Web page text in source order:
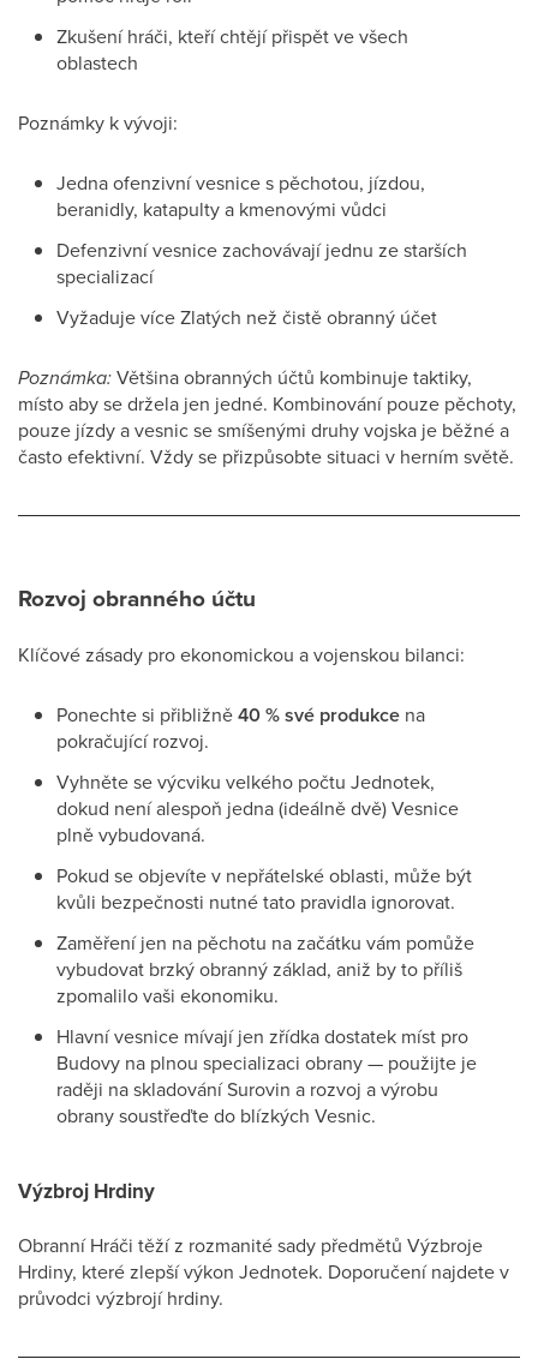
Zkušení hráči, kteří chtějí přispět ve všech
oblastech
Poznámky k vývoji:
Jedna ofenzivní vesnice s pěchotou, jízdou,
beranidly, katapulty a kmenovými vůdci
Defenzivní vesnice zachovávají jednu ze starších
specializací
Vyžaduje více Zlatých než čistě obranný účet
Poznámka:Většina obranných účtů kombinuje taktiky,
místo aby se držela jen jedné. Kombinování pouze pěchoty,
pouze jízdy a vesnic se smíšenými druhy vojska je běžné a
často efektivní. Vždy se přizpůsobte situaci v herním světě.
Rozvoj obranného účtu
Klíčové zásady pro ekonomickou a vojenskou bilanci:
Ponechte si přibližně40 % své produkce na
pokračující rozvoj.
Vyhněte se výcviku velkého počtu Jednotek,
dokud není alespoň jedna (ideálně dvě) Vesnice
plně vybudovaná.
Pokud se objevíte v nepřátelské oblasti, může být
kvůli bezpečnosti nutné tato pravidla ignorovat.
Zaměření jen na pěchotu na začátku vám pomůže
vybudovat brzký obranný základ, aniž by to příliš
zpomalilo vaši ekonomiku.
Hlavní vesnice mívají jen zřídka dostatek míst pro
Budovy na plnou specializaci obrany — použijte je
raději na skladování Surovin a rozvoj a výrobu
obrany soustřeďte do blízkých Vesnic.
Výzbroj Hrdiny
Obranní Hráči těží z rozmanité sady předmětů Výzbroje
Hrdiny, které zlepší výkon Jednotek. Doporučení najdete v
průvodci výzbrojí hrdiny.